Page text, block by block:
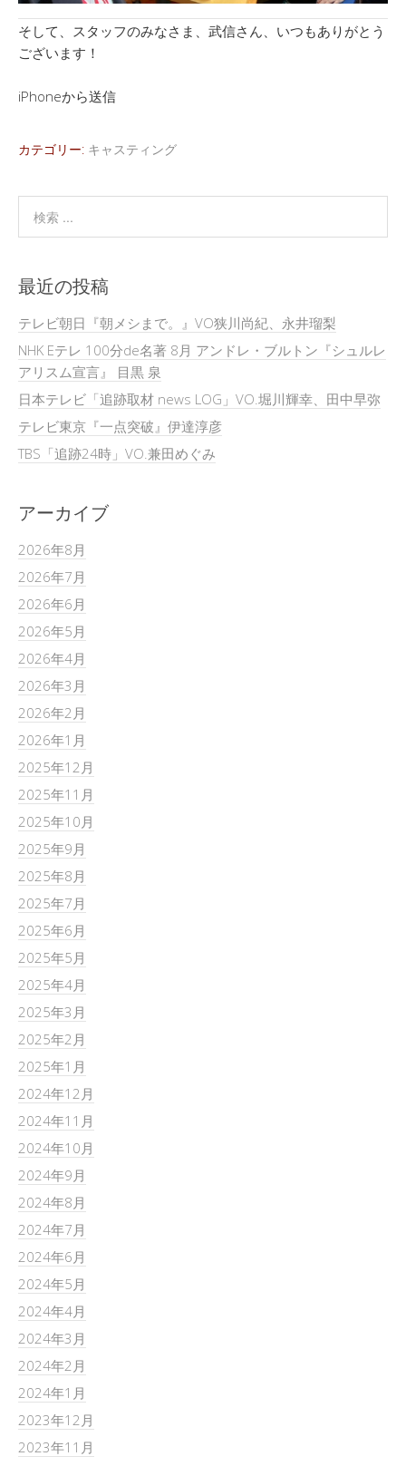
そして、スタッフのみなさま、武信さん、いつもありがとう
ございます！
iPhoneから送信
カテゴリー: キャスティング
最近の投稿
テレビ朝日『朝メシまで。』VO狭川尚紀、永井瑠梨
NHK Eテレ 100分de名著 8月 アンドレ・ブルトン『シュルレ
アリスム宣言』 目黒 泉
日本テレビ「追跡取材 news LOG」VO.堀川輝幸、田中早弥
テレビ東京『一点突破』伊達淳彦
TBS「追跡24時」VO.兼田めぐみ
アーカイブ
2026年8月
2026年7月
2026年6月
2026年5月
2026年4月
2026年3月
2026年2月
2026年1月
2025年12月
2025年11月
2025年10月
2025年9月
2025年8月
2025年7月
2025年6月
2025年5月
2025年4月
2025年3月
2025年2月
2025年1月
2024年12月
2024年11月
2024年10月
2024年9月
2024年8月
2024年7月
2024年6月
2024年5月
2024年4月
2024年3月
2024年2月
2024年1月
2023年12月
2023年11月